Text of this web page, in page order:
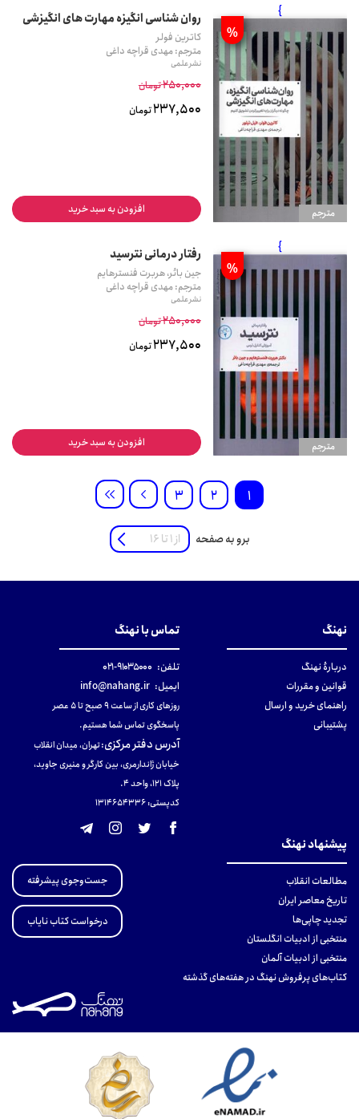
مترجم
}
%
روان شناسی انگیزه مهارت های انگیزشی
کاترین فولر
مترجم: مهدی قراچه داغی
نشر علمی
250,000تومان
237,500تومان
افزودن به سبد خرید
مترجم
}
%
رفتار درمانی نترسید
جین بائر، هربرت فنسترهایم
مترجم: مهدی قراچه داغی
نشر علمی
250,000تومان
237,500تومان
افزودن به سبد خرید
1
2
3
برو به صفحه
نهنگ
دربارهٔ نهنگ
قوانین و مقررات
راهنمای خرید و ارسال
پشتیبانی
تماس با نهنگ
تلفن: ۹۱۰۳۵۰۰۰-۰۲۱
ایمیل: info@nahang.ir
روزهای کاری از ساعت ۹ صبح تا ۵ عصر
پاسخگوی تماس شما هستیم.
آدرس دفتر مرکزی:تهران، میدان انقلاب
خیابان ژاندارمری، بین کارگر و منیری جاوید،
پلاک 121، واحد ۴.
کدپستی: 131465433۶
پیشنهاد نهنگ
مطالعات انقلاب
تاریخ معاصر ایران
تجدید چاپی‌ها
منتخبی از ادبیات انگلستان
منتخبی از ادبیات آلمان
کتاب‌های پرفروش نهنگ در هفته‌های گذشته
جست‌وجوی پیشرفته
درخواست کتاب نایاب